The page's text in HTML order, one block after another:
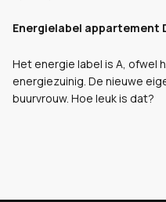
Energielabel appartement
Het energie label is A, ofwel
energiezuinig. De nieuwe
buurvrouw. Hoe leuk is dat?